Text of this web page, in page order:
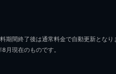
千文美
期間終了後は通常料金で自動更新となり
現在のものです。